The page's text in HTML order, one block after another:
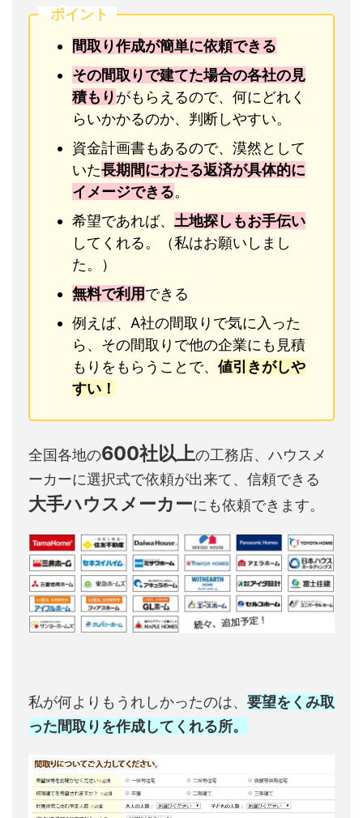
ポイント
間取り作成が簡単に依頼できる
その間取りで建てた場合の各社の見
積もりがもらえるので、何にどれく
らいかかるのか、判断しやすい。
資金計画書もあるので、漠然として
いた長期間にわたる返済が具体的に
イメージできる。
希望であれば、 土地探しもお手伝い
してくれる。（私はお願いしまし
た。）
無料で利用できる
例えば、A社の間取りで気に入った
ら、その間取りで他の企業にも見積
もりをもらうことで、 値引きがしや
すい！
全国各地の600社以上の工務店、ハウスメ
ーカーに選択式で依頼が出来て、信頼できる
大手ハウスメーカーにも依頼できます。
私が何よりもうれしかったのは、 要望をくみ取
った間取りを作成してくれる所。